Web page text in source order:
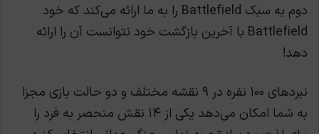
دوم به سبک Battlefield را به ما ارائه می‌کند که خود
Battlefield با آخرین بازگشت خود نتوانست آن را ارائه
دهد!
نبردهای ۱۰۰ نفره در ۹ نقشه مختلف و دو حالت بازی مجزا
به شما امکان می‌دهد یکی از ۱۴ نقش منحصر به فرد را